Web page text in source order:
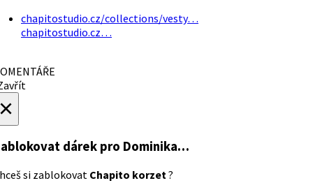
chapitostudio.cz/collections/vesty…
chapitostudio.cz…
dárek pro Dominika…
si zablokovat Chapito korzet?